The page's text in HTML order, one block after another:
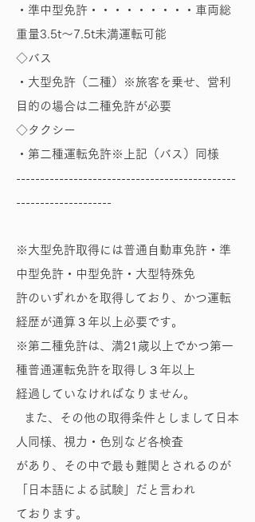
・準中型免許・・・・・・・・・車両総
重量3.5t～7.5t未満運転可能
◇バス
・大型免許（二種）※旅客を乗せ、営利
目的の場合は二種免許が必要
◇タクシー
・第二種運転免許※上記（バス）同様
----------------------------------------------
--------------------
※大型免許取得には普通自動車免許・準
中型免許・中型免許・大型特殊免
許のいずれかを取得しており、かつ運転
経歴が通算３年以上必要です。
※第二種免許は、満21歳以上でかつ第一
種普通運転免許を取得し３年以上
経過していなければなりません。
また、その他の取得条件としまして日本
人同様、視力・色別など各検査
があり、その中で最も難関とされるのが
「日本語による試験」だと言われ
ております。